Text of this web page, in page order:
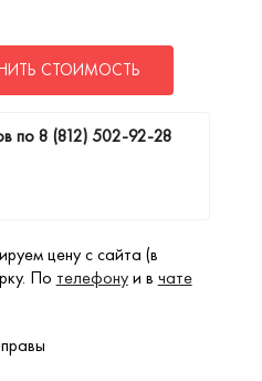
СТОИМОСТЬ
по8 (812) 502-92-28
цену с сайта (в
По телефонуи в чате